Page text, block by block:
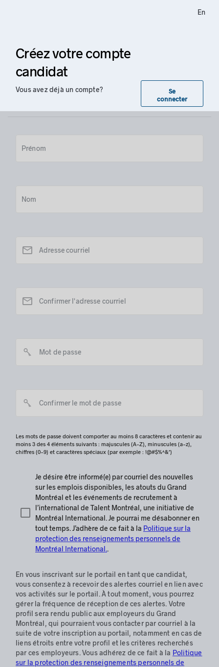
En
Créez votre compte
candidat
Vous avez déjà un compte?
Se
connecter
Les mots de passe doivent comporter au moins 8 caractères et contenir au
moins 3 des 4 éléments suivants : majuscules (A-Z), minuscules (a-z),
chiffres (0-9) et caractères spéciaux (par exemple : !@#$%^&*)
Je désire être informé(e) par courriel des nouvelles
sur les emplois disponibles, les atouts du Grand
Montréal et les événements de recrutement à
l’international de Talent Montréal, une initiative de
Montréal International. Je pourrai me désabonner en
tout temps. J’adhère de ce fait à la Politique sur la
protection des renseignements personnels de
Montréal International..
En vous inscrivant sur le portail en tant que candidat,
vous consentez à recevoir des alertes courriel en lien avec
vos activités sur le portail. À tout moment, vous pourrez
gérer la fréquence de réception de ces alertes. Votre
profil sera rendu public aux employeurs du Grand
Montréal, qui pourraient vous contacter par courriel à la
suite de votre inscription au portail, notamment en cas de
liens étroits entre votre profil et les critères recherchés
par ces employeurs. Vous adhérez de ce fait à la Politique
sur la protection des renseignements personnels de